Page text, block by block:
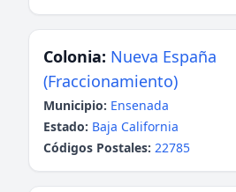
Colonia: Nueva España
(Fraccionamiento)
Municipio: Ensenada
Estado: Baja California
Códigos Postales: 22785